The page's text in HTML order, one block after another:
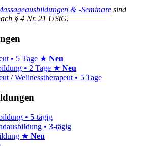
& -Seminare sind
§ 4 Nr. 21 UStG.
• 5 Tage ★ Neu
• 2 Tage ★ Neu
/ Wellnesstherapeut • 5 Tage
• 5-tägig
• 3-tägig
★ Neu